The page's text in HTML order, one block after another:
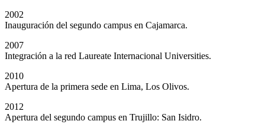
2002
Inauguración del segundo campus en Cajamarca.
2007
Integración a la red Laureate Internacional Universities.
2010
Apertura de la primera sede en Lima, Los Olivos.
2012
Apertura del segundo campus en Trujillo: San Isidro.